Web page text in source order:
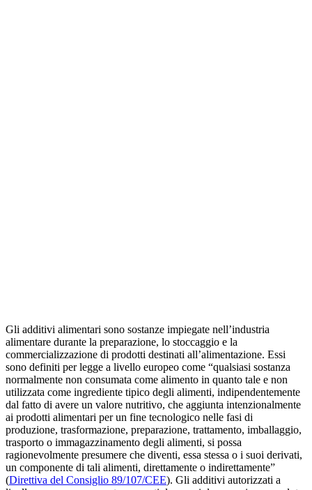
Gli additivi alimentari sono sostanze impiegate nell’industria
alimentare durante la preparazione, lo stoccaggio e la
commercializzazione di prodotti destinati all’alimentazione. Essi
sono definiti per legge a livello europeo come “qualsiasi sostanza
normalmente non consumata come alimento in quanto tale e non
utilizzata come ingrediente tipico degli alimenti, indipendentemente
dal fatto di avere un valore nutritivo, che aggiunta intenzionalmente
ai prodotti alimentari per un fine tecnologico nelle fasi di
produzione, trasformazione, preparazione, trattamento, imballaggio,
trasporto o immagazzinamento degli alimenti, si possa
ragionevolmente presumere che diventi, essa stessa o i suoi derivati,
un componente di tali alimenti, direttamente o indirettamente”
(Direttiva del Consiglio 89/107/CEE). Gli additivi autorizzati a